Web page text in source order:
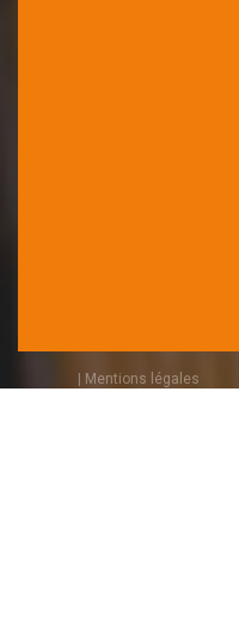
| Mentions légales